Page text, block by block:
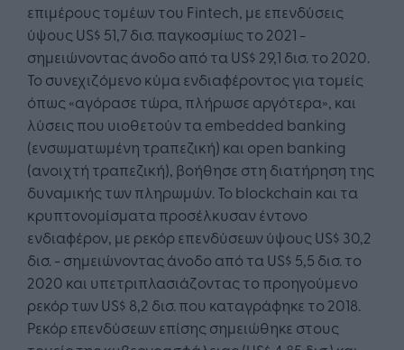
επιμέρους τομέων του Fintech, με επενδύσεις
ύψους US$ 51,7 δισ. παγκοσμίως το 2021 -
σημειώνοντας άνοδο από τα US$ 29,1 δισ. το 2020.
Το συνεχιζόμενο κύμα ενδιαφέροντος για τομείς
όπως «αγόρασε τώρα, πλήρωσε αργότερα», και
λύσεις που υιοθετούν τα embedded banking
(ενσωματωμένη τραπεζική) και open banking
(ανοιχτή τραπεζική), βοήθησε στη διατήρηση της
δυναμικής των πληρωμών. Το blockchain και τα
κρυπτονομίσματα προσέλκυσαν έντονο
ενδιαφέρον, με ρεκόρ επενδύσεων ύψους US$ 30,2
δισ. - σημειώνοντας άνοδο από τα US$ 5,5 δισ. το
2020 και υπετριπλασιάζοντας το προηγούμενο
ρεκόρ των US$ 8,2 δισ. που καταγράφηκε το 2018.
Ρεκόρ επενδύσεων επίσης σημειώθηκε στους